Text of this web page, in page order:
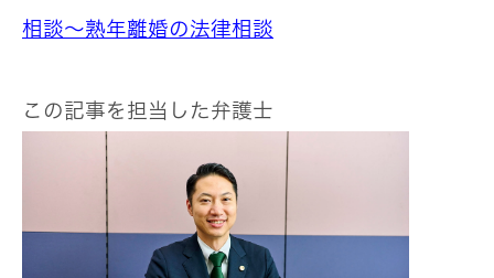
相談～熟年離婚の法律相談
この記事を担当した弁護士